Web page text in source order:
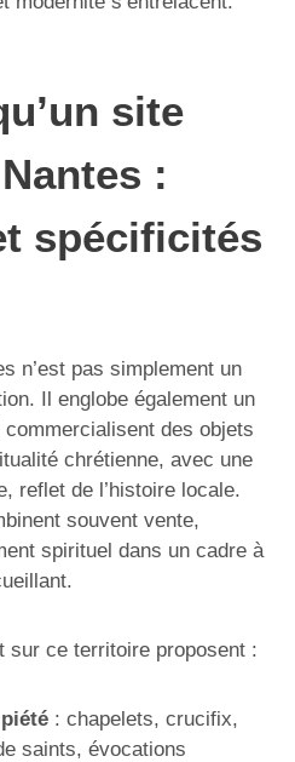
site
:
spécificités
n’est pas simplement un
Il englobe également un
commercialisent des objets
chrétienne, avec une
reflet de l’histoire locale.
souvent vente,
spirituel dans un cadre à
sur ce territoire proposent :
: chapelets, crucifix,
saints, évocations